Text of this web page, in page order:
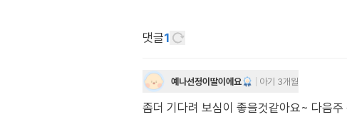
댓글1
예나선정이딸이에요 아기 3개월
좀더 기다려 보심이 좋을것같아요~ 다음